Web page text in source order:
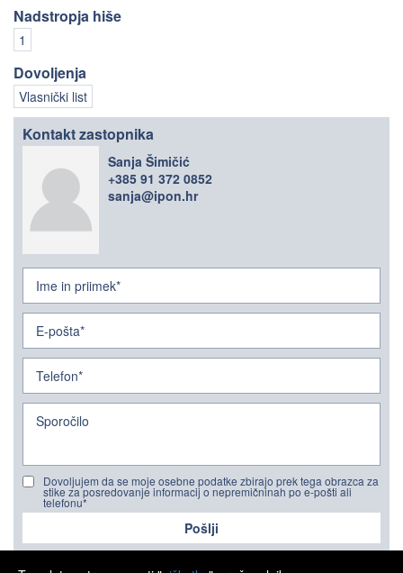
Nadstropja hiše
1
Dovoljenja
Vlasnički list
Kontakt zastopnika
Sanja Šimičić
+385 91 372 0852
sanja@ipon.hr
Dovoljujem da se moje osebne podatke zbirajo prek tega obrazca za
stike za posredovanje informacij o nepremičninah po e-pošti ali
telefonu*
Pošlji